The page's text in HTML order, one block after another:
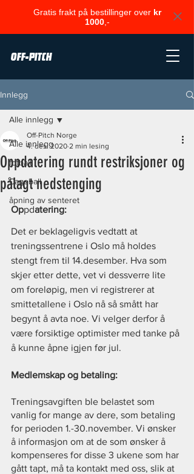
Gratis frakt på bestillinger over kr
1000,-
OFF-PITCH
Innlegg
Alle innlegg
fotball
Cageball
åpning av senteret
Alle innlegg
Oppdatering rundt restriksjoner og
pålagt nedstenging
Off-Pitch Norge
4. des. 2020 2 min lesing
Oppdatering:
Det er beklageligvis vedtatt at
treningssentrene i Oslo må holdes
stengt frem til 14.desember. Hva som
skjer etter dette, vet vi dessverre lite
om foreløpig, men vi registrerer at
smittetallene i Oslo nå så smått har
begynt å avta noe. Vi velger derfor å
være forsiktige optimister med tanke på
å kunne åpne igjen før jul.
Medlemskap og betaling:
Treningsavgiften ble belastet som
vanlig for mange av dere, som betaling
for perioden 1.-30.november. Vi ønsker
å informasjon om at de som ønsker å
kompenseres for disse 3 ukene som har
gått tapt, må ta kontakt med oss, slik at